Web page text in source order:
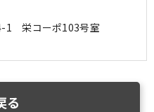
1 栄コーポ103号室
る